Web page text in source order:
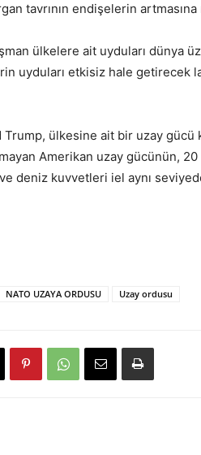
tavrının endişelerin
ülkelere ait uyduları dünya
uyduları etkisiz hale
Trump, ülkesine ait bir uzay
Amerikan uzay gücünün,
deniz kuvvetleri iel aynı
NATO UZAYA ORDUSU Uzay ordusu